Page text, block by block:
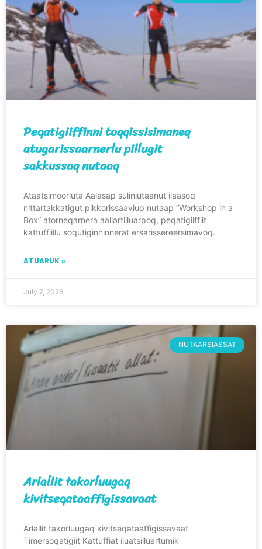
Peqatigiiffinni toqqissisimaneq
atugarissaarnerlu pillugit
sakkussaq nutaaq
Ataatsimoorluta Aalasap suliniutaanut ilaasoq
nittartakkatigut pikkorissaaviup nutaap “Workshop in a
Box” atorneqarnera aallartilluarpoq, peqatigiiffiit
kattuffiillu soqutiginninnerat ersarissereersimavoq.
ATUARUK »
July 7, 2026
NUTAARSIASSAT
Arlallit takorluugaq
kivitseqataaffigissavaat
Arlallit takorluugaq kivitseqataaffigissavaat
Timersoqatigiit Kattuffiat iluatsilluartumik